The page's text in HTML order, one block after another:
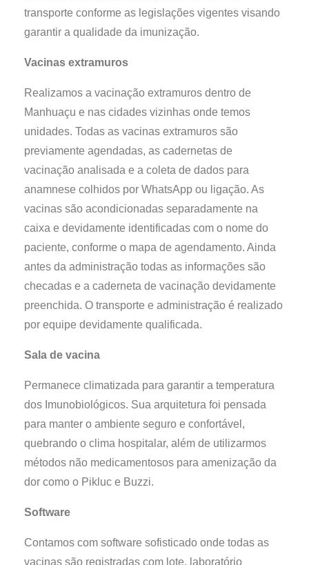
transporte conforme as legislações vigentes visando
garantir a qualidade da imunização.
Vacinas extramuros
Realizamos a vacinação extramuros dentro de
Manhuaçu e nas cidades vizinhas onde temos
unidades. Todas as vacinas extramuros são
previamente agendadas, as cadernetas de
vacinação analisada e a coleta de dados para
anamnese colhidos por WhatsApp ou ligação. As
vacinas são acondicionadas separadamente na
caixa e devidamente identificadas com o nome do
paciente, conforme o mapa de agendamento. Ainda
antes da administração todas as informações são
checadas e a caderneta de vacinação devidamente
preenchida. O transporte e administração é realizado
por equipe devidamente qualificada.
Sala de vacina
Permanece climatizada para garantir a temperatura
dos Imunobiológicos. Sua arquitetura foi pensada
para manter o ambiente seguro e confortável,
quebrando o clima hospitalar, além de utilizarmos
métodos não medicamentosos para amenização da
dor como o Pikluc e Buzzi.
Software
Contamos com software sofisticado onde todas as
vacinas são registradas com lote, laboratório